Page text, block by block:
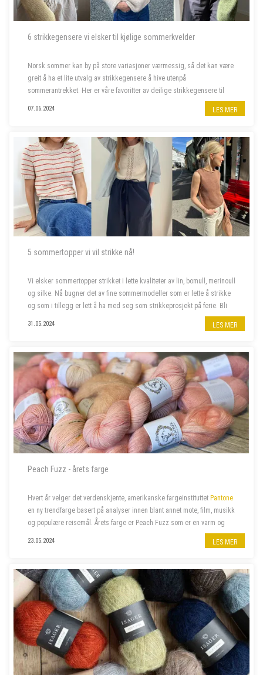
6 strikkegensere vi elsker til kjølige sommerkvelder
Norsk sommer kan by på store variasjoner værmessig, så det kan være
greit å ha et lite utvalg av strikkegensere å hive utenpå
sommerantrekket. Her er våre favoritter av deilige strikkegensere til
07.06.2024 LES MER
5 sommertopper vi vil strikke nå!
Vi elsker sommertopper strikket i lette kvaliteter av lin, bomull, merinoull
og silke. Nå bugner det av fine sommermodeller som er lette å strikke
og som i tillegg er lett å ha med seg som strikkeprosjekt på ferie. Bli
31.05.2024 LES MER
Peach Fuzz - årets farge
Hvert år velger det verdenskjente, amerikanske fargeinstituttet Pantone
en ny trendfarge basert på analyser innen blant annet mote, film, musikk
og populære reisemål. Årets farge er Peach Fuzz som er en varm og
velkommen farge som beriker sinn, kropp og sjel. Naturligvi...
23.05.2024 LES MER